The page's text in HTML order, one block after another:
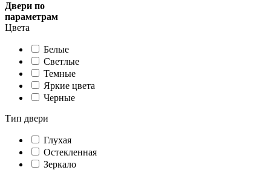
Двери по
параметрам
Цвета
Белые
Светлые
Темные
Яркие цвета
Черные
Тип двери
Глухая
Остекленная
Зеркало